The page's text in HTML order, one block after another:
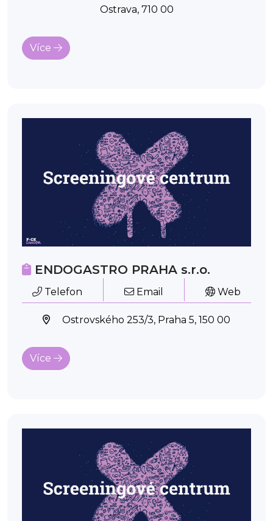
Ostrava, 710 00
Více
ENDOGASTRO PRAHA s.r.o.
Telefon Email Web
Ostrovského 253/3, Praha 5, 150 00
Více